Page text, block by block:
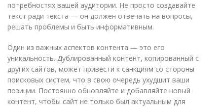
потребностях вашей аудитории. Не просто создавайте
текст ради текста — он должен отвечать на вопросы,
решать проблемы и быть информативным.
Один из важных аспектов контента — это его
уникальность. Дублированный контент, копированный с
других сайтов, может привести к санкциям со стороны
поисковых систем, что в свою очередь ухудшит ваши
позиции. Постоянно обновляйте и добавляйте новый
контент, чтобы сайт не только был актуальным для